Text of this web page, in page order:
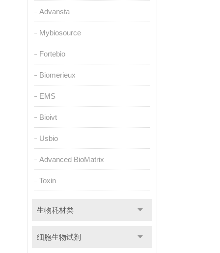
Advansta
Mybiosource
Fortebio
Biomerieux
EMS
Bioivt
Usbio
Advanced BioMatrix
Toxin
生物耗材类
细胞生物试剂